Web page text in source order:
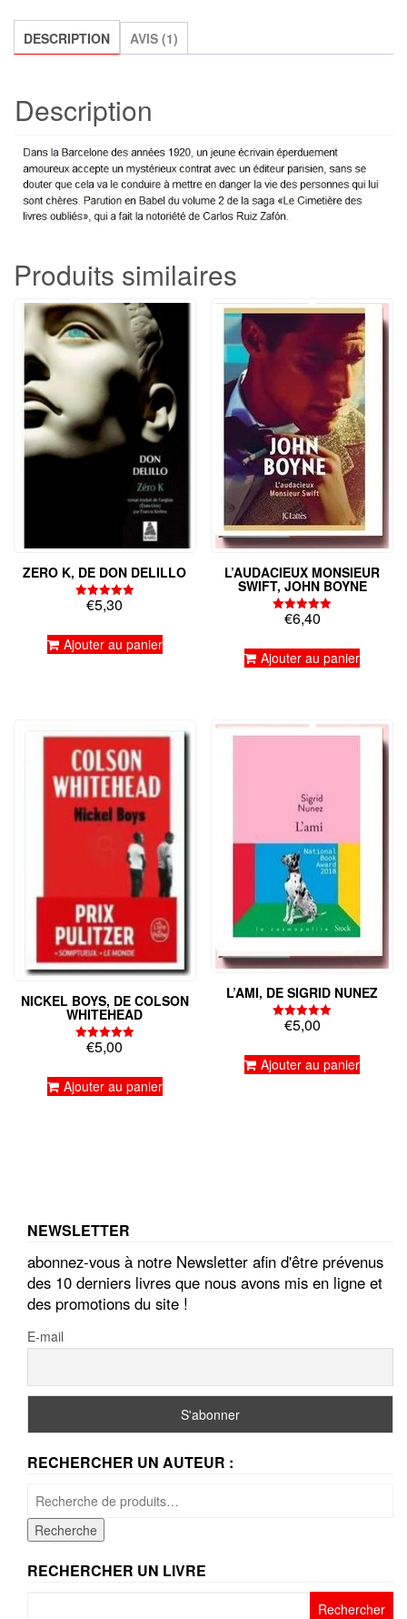
oubliés
-
2,
Carlos
Ruiz
Zafón
DESCRIPTION AVIS (1)
Description
Produits similaires
ZERO K, DE DON DELILLO
Note
5.00
€5,30
Ajouter au panier
L’AUDACIEUX MONSIEUR
SWIFT, JOHN BOYNE
Note
5.00
€6,40
Ajouter au panier
NICKEL BOYS, DE COLSON
WHITEHEAD
Note
5.00
€5,00
Ajouter au panier
L’AMI, DE SIGRID NUNEZ
Note
5.00
€5,00
Ajouter au panier
NEWSLETTER
abonnez-vous à notre Newsletter afin d'être prévenus
des 10 derniers livres que nous avons mis en ligne et
des promotions du site !
E-mail
RECHERCHER UN AUTEUR :
pour :
Recherche
RECHERCHER UN LIVRE